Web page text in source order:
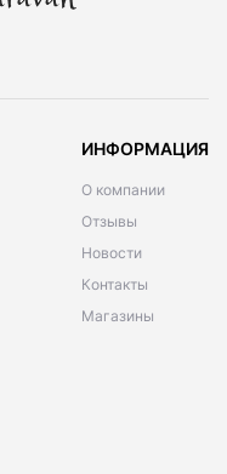
ИНФОРМАЦИЯ
О компании
Отзывы
Новости
Контакты
Магазины